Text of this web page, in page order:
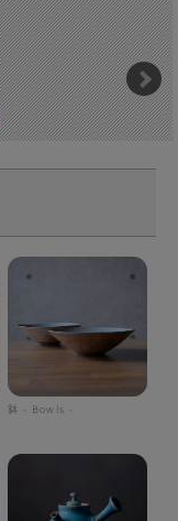
鉢 - Bowls -